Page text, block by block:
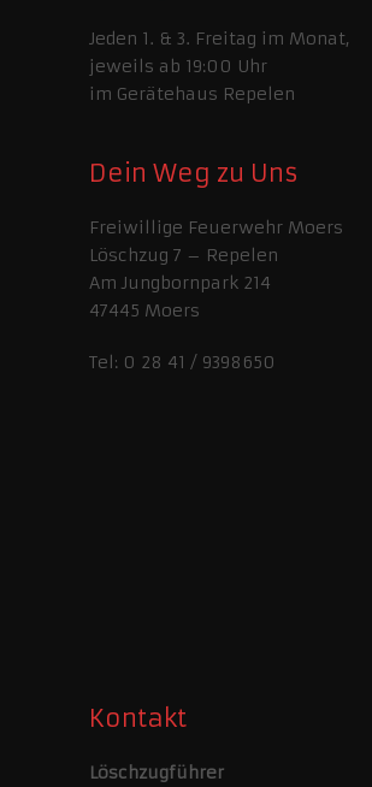
Jeden 1. & 3. Freitag im Monat,
jeweils ab 19:00 Uhr
im Gerätehaus Repelen
Dein Weg zu Uns
Freiwillige Feuerwehr Moers
Löschzug 7 – Repelen
Am Jungbornpark 214
47445 Moers
Tel: 0 28 41 / 9398650
Kontakt
Löschzugführer